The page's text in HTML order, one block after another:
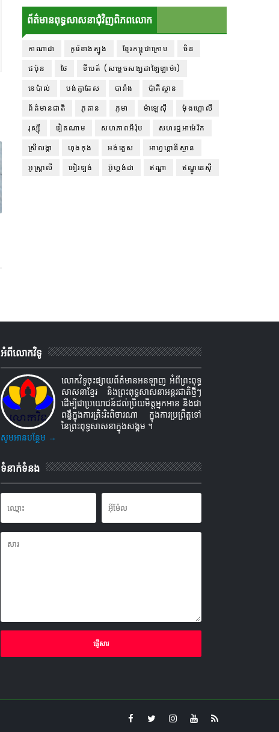
ព័ត៌មានពុទ្ធសាសនាជុំវិញពិភពលោក
កាណាដា កូរ៉េខាងត្បូង ខ្មែរកម្ពុជាក្រោម
ចិន
ជប៉ុន
ថៃ
ទីបេត៍ (សម្ដេចសង្ឃដាឡៃឡាម៉ា)
នេប៉ាល់
បង់ក្លាដែស បារាំង
ប៉ាគីស្ថាន
ព័ត៌មានជាតិ
ភូតាន ភូមា ម៉ាឡេស៊ី
ម៉ុងហ្គោលី
រុស្ស៊ី
វៀតណាម សហភាពអឺរ៉ុប
សហរដ្ឋអាម៉េរិក
ស្រីលង្កា
ហុងកុង អង់គ្លេស
អាហ្វហ្គានីស្ថាន
អូស្ត្រាលី
អៀរឡង់ អ៊ូហ្គង់ដា ឥណ្ឌា ឥណ្ឌូនេស៊ី
អំពីលោកវិទូ
លោកវិទូចុះផ្សាយព័ត៌មានអនឡាញ អំពីព្រះពុទ្ធ
សាសនាខ្មែរ និងព្រះពុទ្ធសាសនាអន្តរជាតិថ្មីៗ
ដើម្បីជាប្រយោជន៍ដល់ប្រិយមិត្តអ្នកអាន និងជា
ពន្លឺក្នុងការត្រិះរិះពិចារណា ក្នុងការប្រព្រឹត្តទៅ
នៃព្រះពុទ្ធសាសនាក្នុងសង្គម ។
សូមអានបន្ថែម →
ទំនាក់ទំនង